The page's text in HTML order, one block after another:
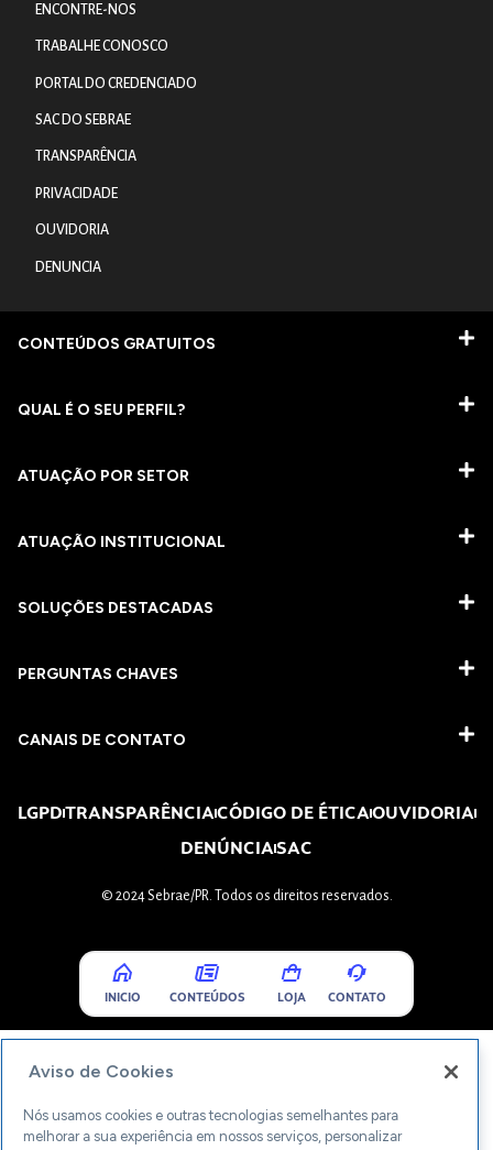
ENCONTRE-NOS
TRABALHE CONOSCO
PORTAL DO CREDENCIADO
SAC DO SEBRAE
TRANSPARÊNCIA
PRIVACIDADE
OUVIDORIA
DENUNCIA
CONTEÚDOS GRATUITOS
QUAL É O SEU PERFIL?
ATUAÇÃO POR SETOR
ATUAÇÃO INSTITUCIONAL
SOLUÇÕES DESTACADAS
PERGUNTAS CHAVES​
CANAIS DE CONTATO
LGPDTRANSPARÊNCIACÓDIGO DE ÉTICAOUVIDORIA
DENÚNCIASAC
© 2024 Sebrae/PR. Todos os direitos reservados.
INICIO CONTEÚDOS LOJA CONTATO
Aviso de Cookies
Nós usamos cookies e outras tecnologias semelhantes para
melhorar a sua experiência em nossos serviços, personalizar